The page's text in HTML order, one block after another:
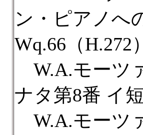
ン・ピアノへ
Wq.66（H.272
W.A.モーツ
ナタ第8番 イ
W.A.モーツ